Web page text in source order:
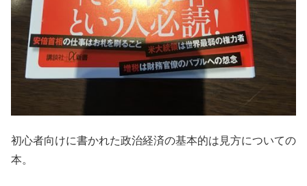
初心者向けに書かれた政治経済の基本的は見方についての
本。